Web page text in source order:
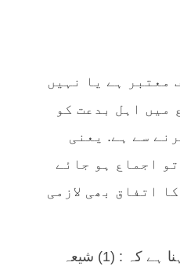
معتبر ہے یا نہیں
میں اہل بدعت کو
سے ہے. یعنی
اجماع ہو جائے
اتفاق بھی لازمی
چنانچہ جن علماء کا کہنا ہے کہ : (1) شیعہ